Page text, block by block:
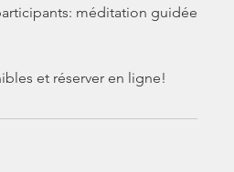
méditation guidée
et réserver en ligne!